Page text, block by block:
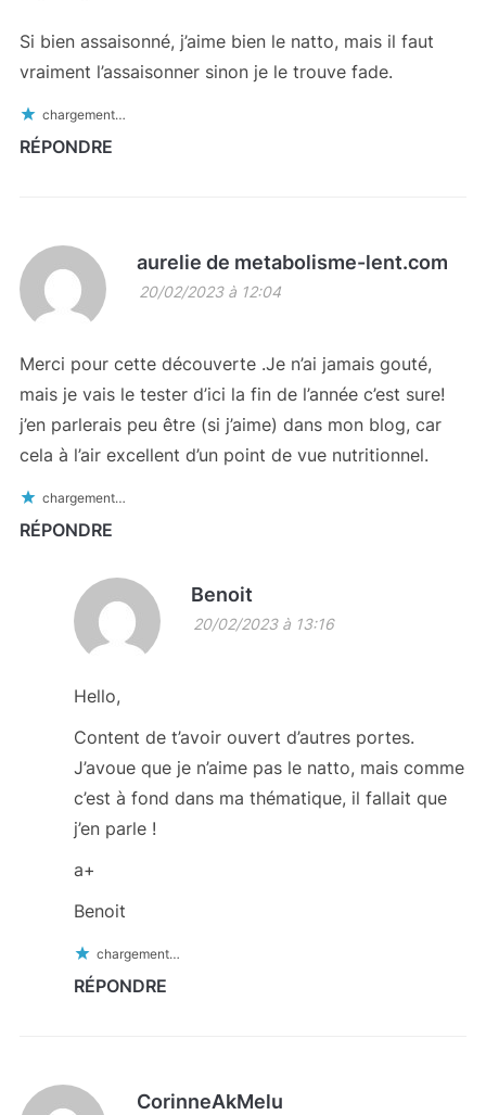
Si bien assaisonné, j’aime bien le natto, mais il faut
vraiment l’assaisonner sinon je le trouve fade.
chargement…
RÉPONDRE
aurelie de metabolisme-lent.com
20/02/2023 à 12:04
Merci pour cette découverte .Je n’ai jamais gouté,
mais je vais le tester d’ici la fin de l’année c’est sure!
j’en parlerais peu être (si j’aime) dans mon blog, car
cela à l’air excellent d’un point de vue nutritionnel.
chargement…
RÉPONDRE
Benoit
20/02/2023 à 13:16
Hello,
Content de t’avoir ouvert d’autres portes.
J’avoue que je n’aime pas le natto, mais comme
c’est à fond dans ma thématique, il fallait que
j’en parle !
a+
Benoit
chargement…
RÉPONDRE
CorinneAkMelu